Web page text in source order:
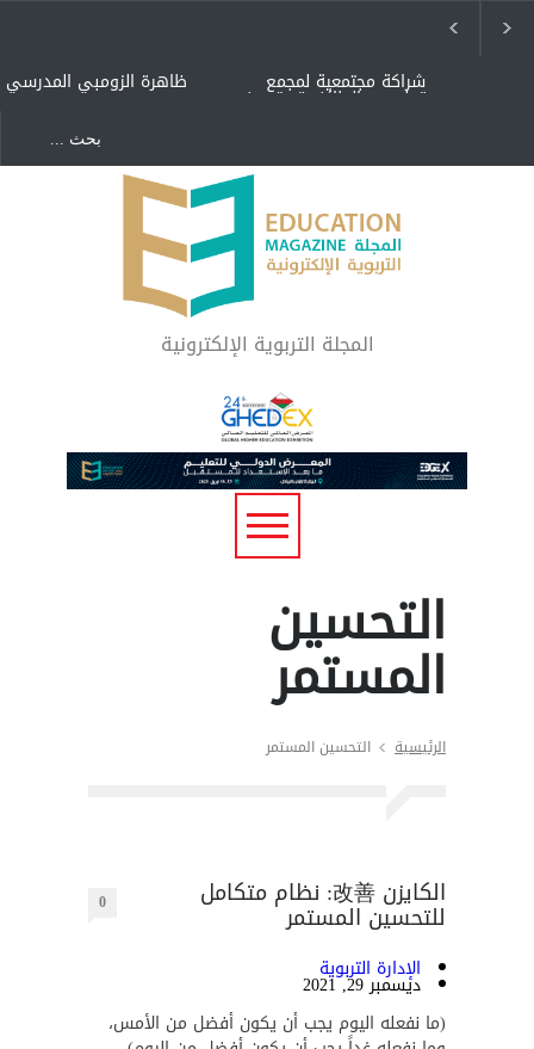
ظاهرة الزومبي المدرسي شراكة مجتمعية لمجمع
تعليمي بالطائف تستهدف
"كنت أنضرب ومافيني إلا
العافية" هل هذا مبرر
لاستمرار أسلوب التربية
المتوارث؟
لماذا تعد برامج توعية الأطفال
بخصوصية الجسد وقاية لا
فضول؟
المجلة التربوية الإلكترونية
التحسين
المستمر
الرئيسية التحسين المستمر
الكايزن 改善: نظام متكامل
للتحسين المستمر 0
الإدارة التربوية
ديسمبر 29, 2021
(ما نفعله اليوم يجب أن يكون أفضل من الأمس،